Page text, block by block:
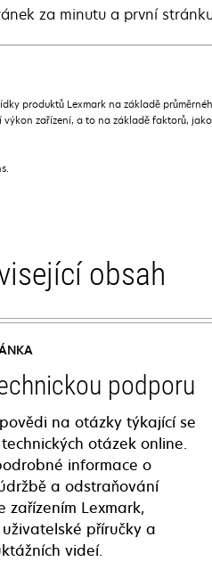
za minutu a první
produktů Lexmark na základě
zařízení, a to na základě faktorů,
obsah
podporu
na otázky týkající se
otázek online.
informace o
a odstraňování
zařízením Lexmark,
příručky a
videí.